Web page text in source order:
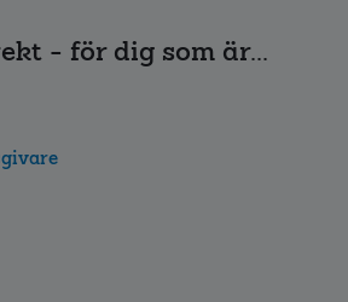
- för dig som är...